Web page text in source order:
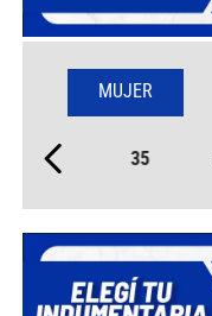
MUJER
35